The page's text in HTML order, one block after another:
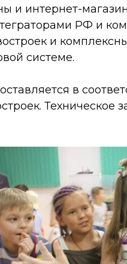
и интернет-
РФ и
и
системе.
в
Техническое